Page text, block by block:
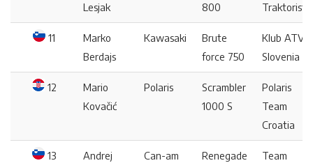
Lesjak
800
Traktoristi
11
Marko
Berdajs
Kawasaki
Brute
force 750
Klub ATV
Slovenia
12
Mario
Kovačić
Polaris
Scrambler
1000 S
Polaris
Team
Croatia
13
Andrej
Can-am Renegade
Team